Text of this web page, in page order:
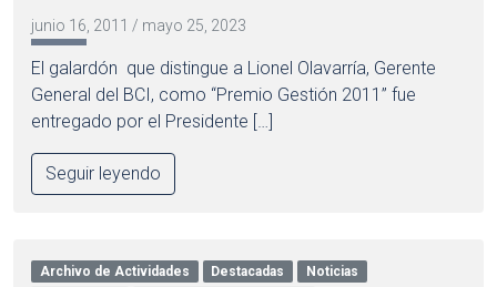
junio 16, 2011 / mayo 25, 2023
El galardón que distingue a Lionel Olavarría, Gerente
General del BCI, como “Premio Gestión 2011” fue
entregado por el Presidente […]
Seguir leyendo
Archivo de Actividades Destacadas
Noticias